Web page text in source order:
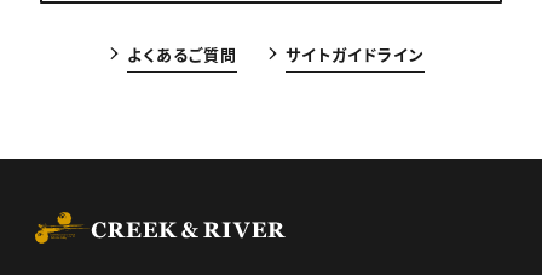
よくあるご質問 サイトガイドライン